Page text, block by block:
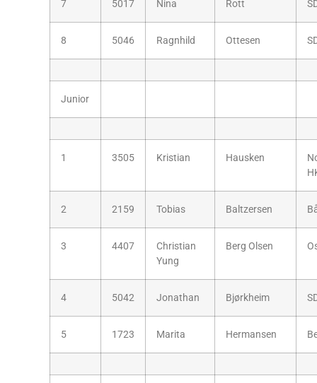
7 5017 Nina Rott
8 5046 Ragnhild Ottesen
Junior
1 3505 Kristian Hausken
2 2159 Tobias Baltzersen
3 4407
Christian
Yung
Berg Olsen
4 5042 Jonathan Bjørkheim
5 1723 Marita Hermansen